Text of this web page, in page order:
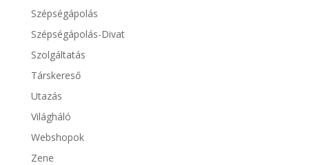
Szépségápolás
Szépségápolás-Divat
Szolgáltatás
Társkereső
Utazás
Világháló
Webshopok
Zene